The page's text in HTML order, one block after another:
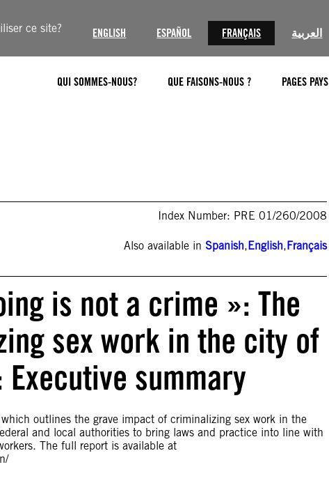
ce site? ENGLISH ESPAÑOL FRANÇAIS العربية
QUI SOMMES-NOUS? QUE FAISONS-NOUS ? PAGES PAYS
Index Number: PRE 01/260/2008
Also available inSpanish,English,Français
is not a crime »: The
sex work in the city of
summary
outlines the grave impact of criminalizing sex work in the
and local authorities to bring laws and practice into line with
The full report is available at